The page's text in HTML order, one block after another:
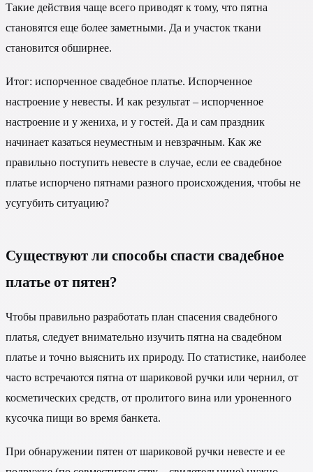
Такие действия чаще всего приводят к тому, что пятна
становятся еще более заметными. Да и участок ткани
становится обширнее.
Итог: испорченное свадебное платье. Испорченное
настроение у невесты. И как результат – испорченное
настроение и у жениха, и у гостей. Да и сам праздник
начинает казаться неуместным и невзрачным. Как же
правильно поступить невесте в случае, если ее свадебное
платье испорчено пятнами разного происхождения, чтобы не
усугубить ситуацию?
Существуют ли способы спасти свадебное
платье от пятен?
Чтобы правильно разработать план спасения свадебного
платья, следует внимательно изучить пятна на свадебном
платье и точно выяснить их природу. По статистике, наиболее
часто встречаются пятна от шариковой ручки или чернил, от
косметических средств, от пролитого вина или уроненного
кусочка пищи во время банкета.
При обнаружении пятен от шариковой ручки невесте и ее